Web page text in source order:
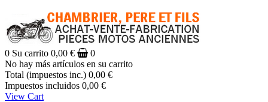
0 Su carrito 0,00 €
0
No hay más artículos en su carrito
Total (impuestos inc.) 0,00 €
Impuestos incluidos 0,00 €
View Cart